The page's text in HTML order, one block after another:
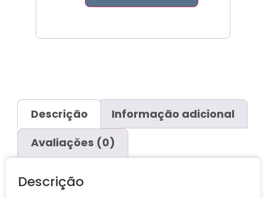
Descrição
Informação adicional
Avaliações (0)
Descrição